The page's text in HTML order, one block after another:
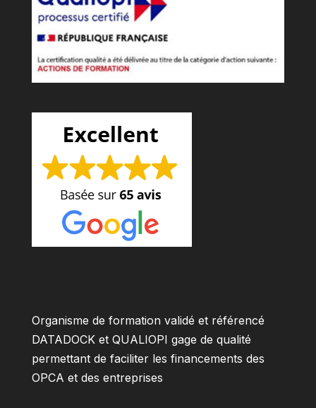
Organisme de formation validé et référencé
DATADOCK et QUALIOPI gage de qualité
permettant de faciliter les financements des
OPCA et des entreprises